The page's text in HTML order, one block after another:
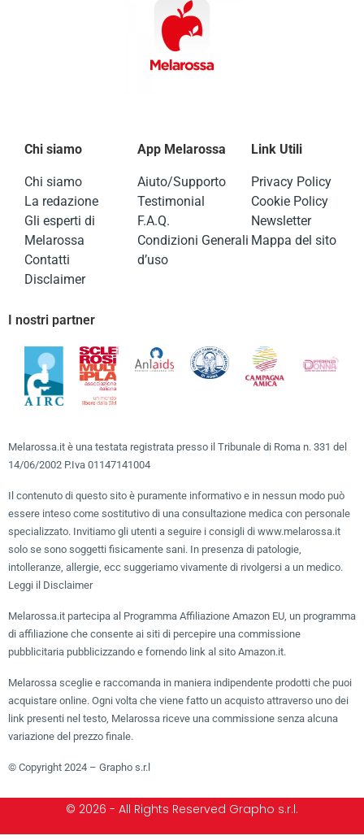
Chi siamo
Chi siamo
La redazione
Gli esperti di
Melarossa
Contatti
Disclaimer
App Melarossa
Aiuto/Supporto
Testimonial
F.A.Q.
Condizioni Generali
d’uso
Link Utili
Privacy Policy
Cookie Policy
Newsletter
Mappa del sito
I nostri partner
Melarossa.it è una testata registrata presso il Tribunale di Roma n. 331 del
14/06/2002 P.Iva 01147141004
Il contenuto di questo sito è puramente informativo e in nessun modo può
essere inteso come sostitutivo di una consultazione medica con personale
specializzato. Invitiamo gli utenti a seguire i consigli di www.melarossa.it
solo se sono soggetti fisicamente sani. In presenza di patologie,
intolleranze, allergie, ecc suggeriamo vivamente di rivolgersi a un medico.
Leggi il Disclaimer
Melarossa.it partecipa al Programma Affiliazione Amazon EU, un programma
di affiliazione che consente ai siti di percepire una commissione
pubblicitaria pubblicizzando e fornendo link al sito Amazon.it.
Melarossa sceglie e raccomanda in maniera indipendente prodotti che puoi
acquistare online. Ogni volta che viene fatto un acquisto attraverso uno dei
link presenti nel testo, Melarossa riceve una commissione senza alcuna
variazione del prezzo finale.
© Copyright 2024 – Grapho s.r.l
© 2026 - All Rights Reserved Grapho s.r.l.